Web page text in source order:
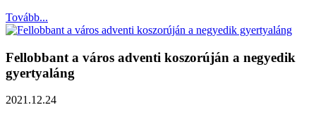
Tovább...
Fellobbant a város adventi koszorúján a negyedik
gyertyaláng
2021.12.24